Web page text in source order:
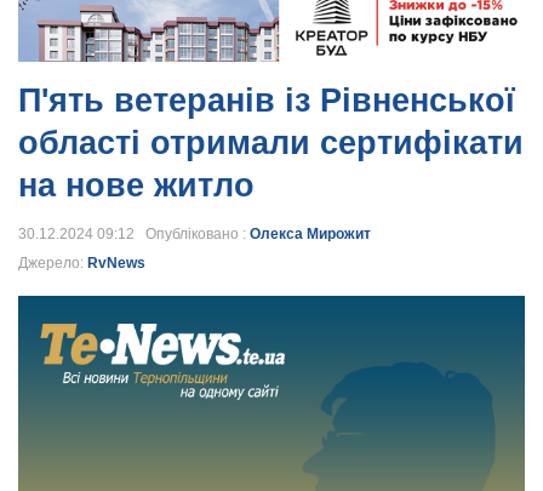
П'ять ветеранів із Рівненської
області отримали сертифікати
на нове житло
30.12.2024 09:12 Опубліковано : Олекса Мирожит
Джерело: RvNews